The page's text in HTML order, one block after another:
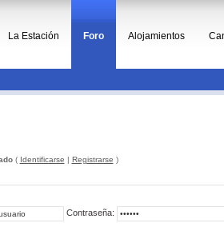
La Estación Foro Alojamientos
( Identificarse | Registrarse )
Contraseña: